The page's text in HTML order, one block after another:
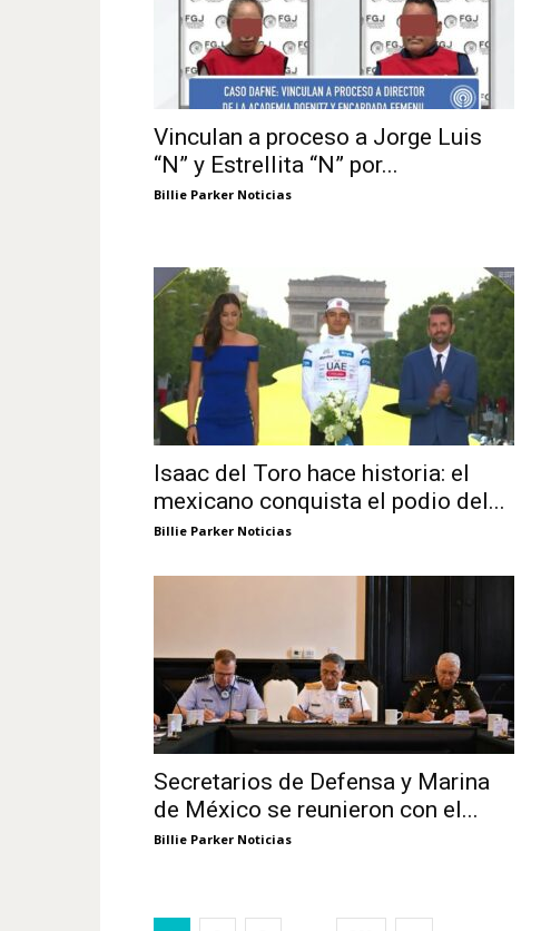
Vinculan a proceso a Jorge Luis
“N” y Estrellita “N” por...
Billie Parker Noticias
Isaac del Toro hace historia: el
mexicano conquista el podio del...
Billie Parker Noticias
Secretarios de Defensa y Marina
de México se reunieron con el...
Billie Parker Noticias